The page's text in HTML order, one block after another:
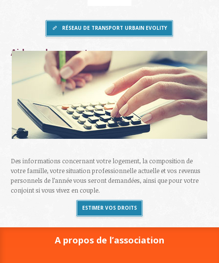
RÉSEAU DE TRANSPORT URBAIN EVOLITY
Aide au logement
Des informations concernant votre logement, la composition de
votre famille, votre situation professionnelle actuelle et vos revenus
personnels de l’année vous seront demandées, ainsi que pour votre
conjoint si vous vivez en couple.
ESTIMER VOS DROITS
A propos de l’association